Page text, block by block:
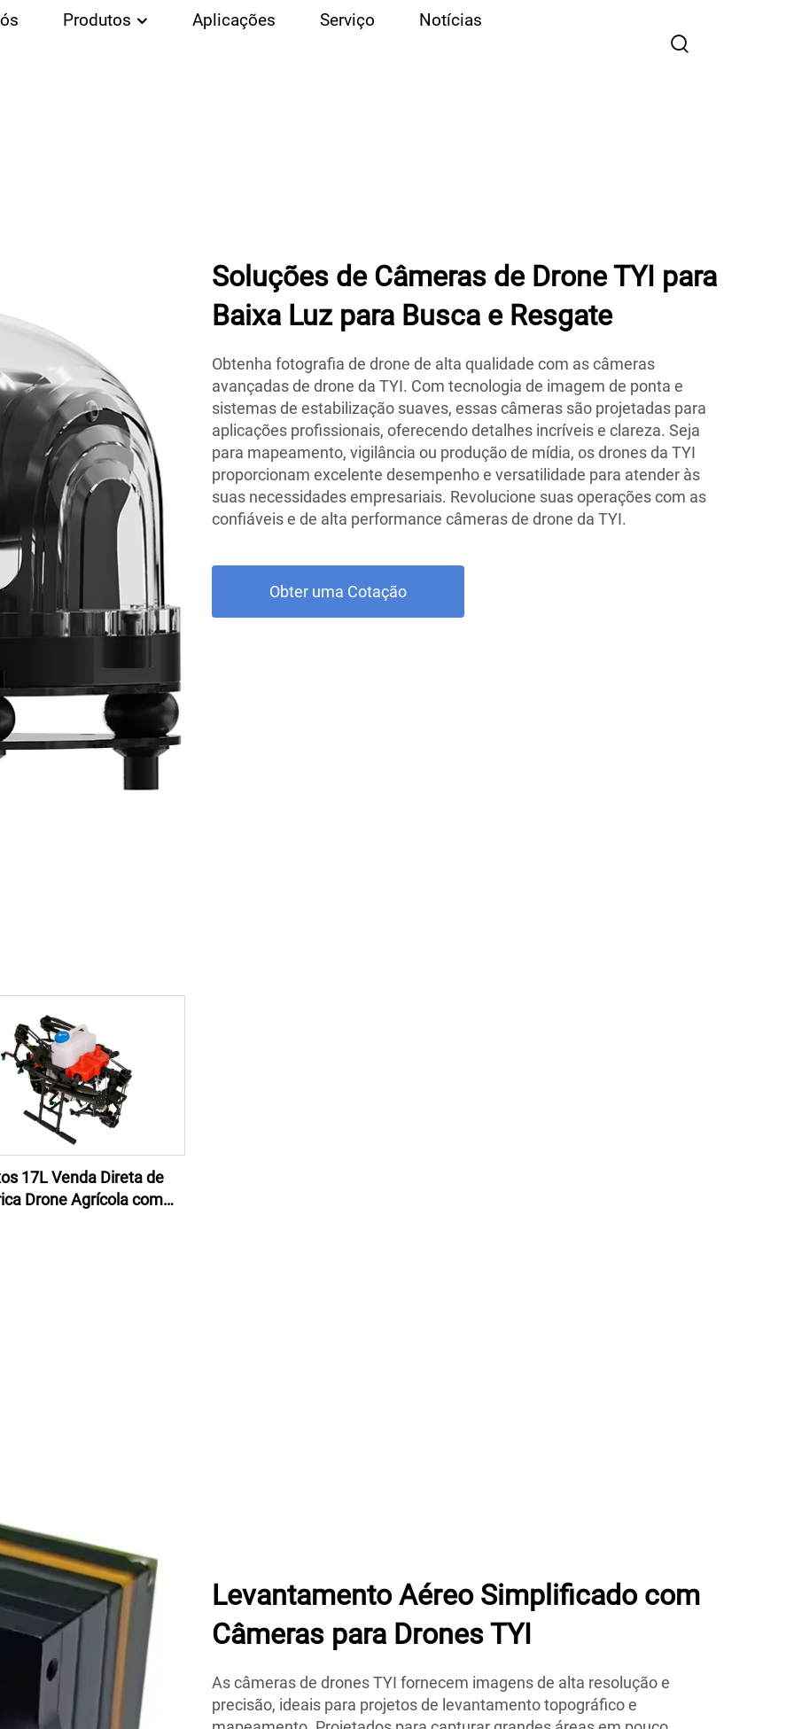
Produtos Aplicações Serviço Notícias
Soluções de Câmeras de Drone TYI para
Baixa Luz para Busca e Resgate
Obtenha fotografia de drone de alta qualidade com as câmeras
avançadas de drone da TYI. Com tecnologia de imagem de ponta e
sistemas de estabilização suaves, essas câmeras são projetadas para
aplicações profissionais, oferecendo detalhes incríveis e clareza. Seja
para mapeamento, vigilância ou produção de mídia, os drones da TYI
proporcionam excelente desempenho e versatilidade para atender às
suas necessidades empresariais. Revolucione suas operações com as
confiáveis e de alta performance câmeras de drone da TYI.
Obter uma Cotação
17L Venda Direta de
Drone Agrícola com
Levantamento Aéreo Simplificado com
Câmeras para Drones TYI
As câmeras de drones TYI fornecem imagens de alta resolução e
precisão, ideais para projetos de levantamento topográfico e